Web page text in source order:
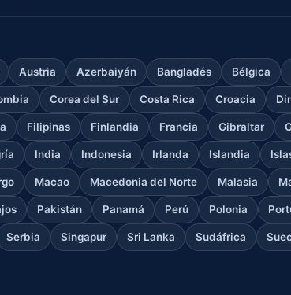
Austria Azerbaiyán Bangladés Bélgica
Corea del Sur Costa Rica Croacia
Filipinas Finlandia Francia Gibraltar
India Indonesia Irlanda Islandia
Macao Macedonia del Norte Malasia
Pakistán Panamá Perú Polonia
Serbia Singapur Sri Lanka Sudáfrica